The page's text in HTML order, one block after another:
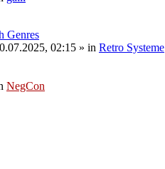
Genres
02:15 » in Retro Systeme
NegCon